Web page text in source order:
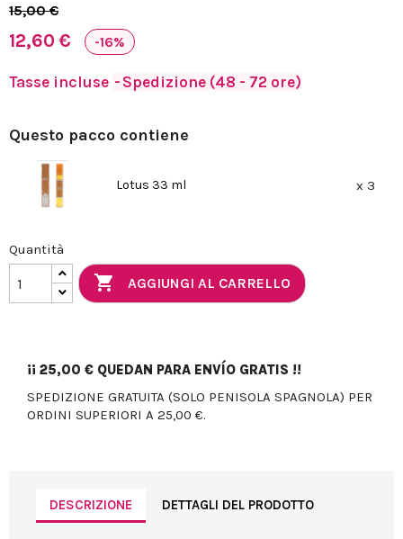
15,00 €
12,60 € -16%
Tasse incluse Spedizione (48 - 72 ore)
Questo pacco contiene
Lotus 33 ml x 3
Quantità
 AGGIUNGI AL CARRELLO
¡¡ 25,00 € QUEDAN PARA ENVÍO GRATIS !!
SPEDIZIONE GRATUITA (SOLO PENISOLA SPAGNOLA) PER
ORDINI SUPERIORI A 25,00 €.
DESCRIZIONE DETTAGLI DEL PRODOTTO